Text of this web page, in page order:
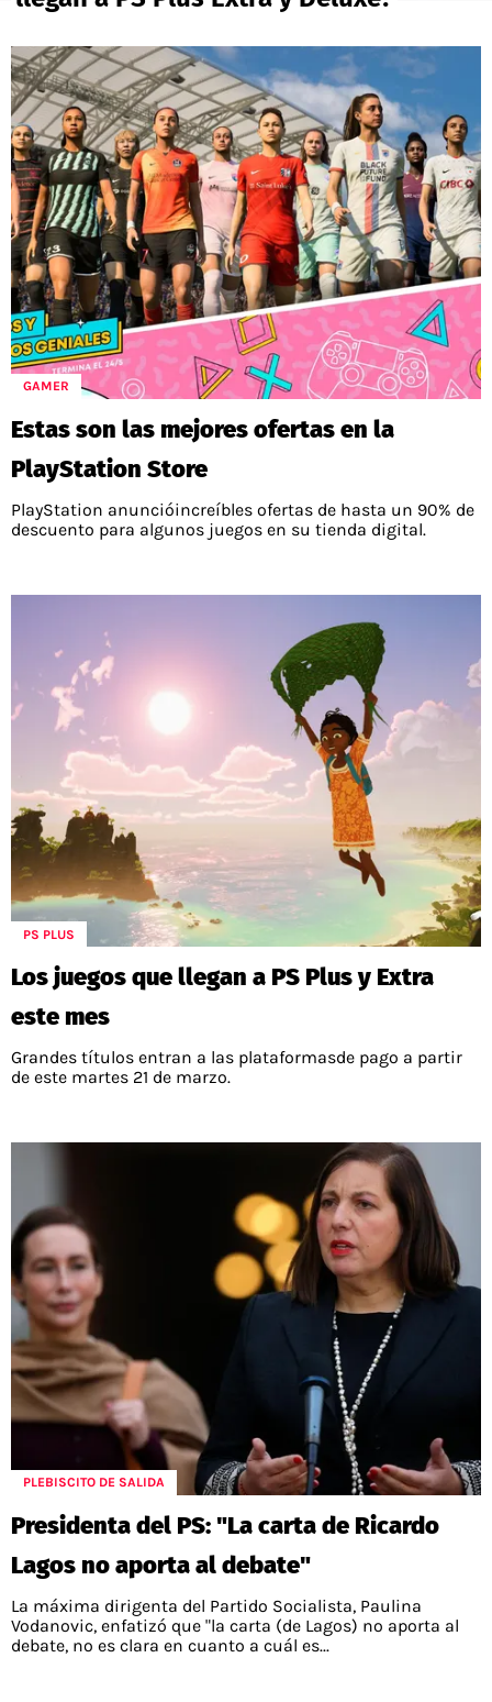
POLÍTICAS DE PRIVACIDAD
POLÍTICA EDITORIAL
PUBLICIDAD / ADS
CONTACTO
AD CHOICES
ENTREVISTAS
RESULTADOS
TABLA DE POSICIONES
APUESTAS
Términos y Condiciones
Políticas de Privacidad
Ad Choices
RedGol, al igual que Futbol Sites, es una
compañía perteneciente a Better Collective.
Todos los derechos reservados
GAMER
Estas son las mejores ofertas en la
PlayStation Store
PlayStation anuncióincreíbles ofertas de hasta un 90% de
descuento para algunos juegos en su tienda digital.
PS PLUS
Los juegos que llegan a PS Plus y Extra
este mes
Grandes títulos entran a las plataformasde pago a partir
de este martes 21 de marzo.
PLEBISCITO DE SALIDA
Presidenta del PS: "La carta de Ricardo
Lagos no aporta al debate"
La máxima dirigenta del Partido Socialista, Paulina
Vodanovic, enfatizó que "la carta (de Lagos) no aporta al
debate, no es clara en cuanto a cuál es...